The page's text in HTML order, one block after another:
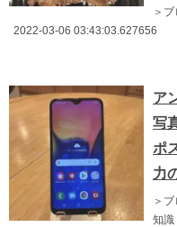
＞
2022-03-06 03:43:03.627656
ア
写
ポ
力
＞
知識